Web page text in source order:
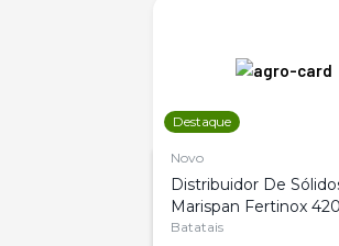
Destaque
Novo
Distribuidor De
Marispan Fertinox
Citrus
Batatais